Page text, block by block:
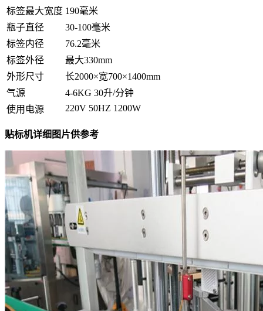
标签最大宽度 190毫米
瓶子直径
30-100毫米
标签内径
76.2毫米
标签外径
最大330mm
外形尺寸
长2000×宽700×1400mm
气源
4-6KG 30升/分钟
使用电源
220V 50HZ 1200W
贴标机详细图片供参考